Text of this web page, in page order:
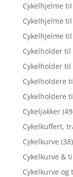
Cykelhjelme
Cykelhjelme
Cykelhjelme
Cykelholder til
Cykelholder
Cykelholdere
Cykelholdere
Cykeljakker
Cykelkuffert,
Cykelkurve (38)
Cykelkurve &
Cykelkurve og